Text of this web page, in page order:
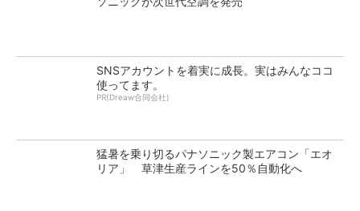
SNSアカウントを着実に成長。実はみんなココ
使ってます。
PR(Dreaw合同会社)
猛暑を乗り切るパナソニック製エアコン「エオ
リア」 草津生産ラインを50％自動化へ